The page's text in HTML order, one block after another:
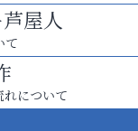
屋人
て
れについて